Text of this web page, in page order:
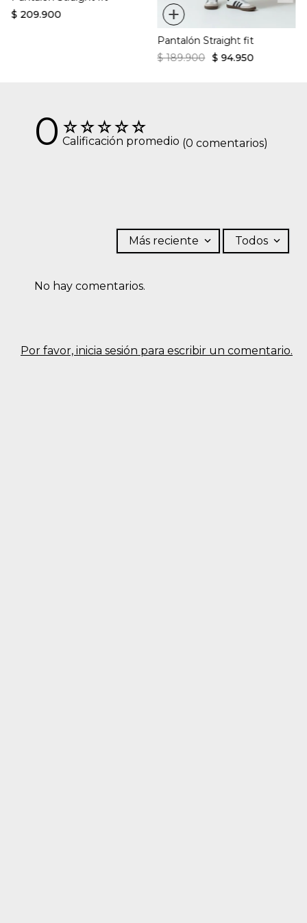
$ 209.900 +
Pantalón Straight fit
$ 189.900 $ 94.950
☆☆☆☆☆
0 Calificación promedio (0 comentarios)
Por favor, inicia sesión para escribir un comentario.
Más reciente Todos
No hay comentarios.